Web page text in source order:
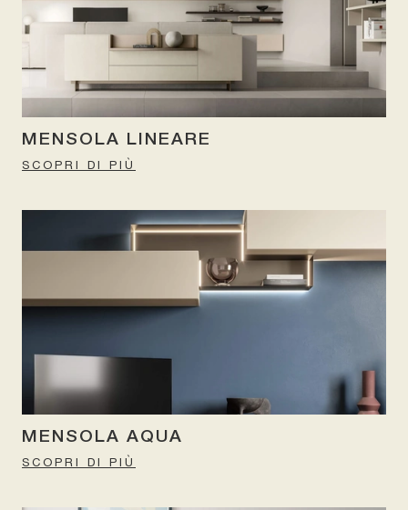
MENSOLA LINEARE
SCOPRI DI PIÙ
MENSOLA AQUA
SCOPRI DI PIÙ